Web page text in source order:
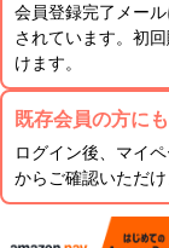
会員登録完了メー
されています。初
けます。
既存会員の方に
ログイン後、マイ
からご確認いただけ